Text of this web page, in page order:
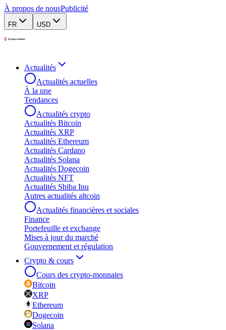
À propos de nousPublicité
FR USD
Actualités
Actualités actuelles
À la une
Tendances
Actualités crypto
Actualités Bitcoin
Actualités XRP
Actualités Ethereum
Actualités Cardano
Actualités Solana
Actualités Dogecoin
Actualités NFT
Actualités Shiba Inu
Autres actualités altcoin
Actualités financières et sociales
Finance
Portefeuille et exchange
Mises à jour du marché
Gouvernement et régulation
Crypto & cours
Cours des crypto-monnaies
Bitcoin
XRP
Ethereum
Dogecoin
Solana